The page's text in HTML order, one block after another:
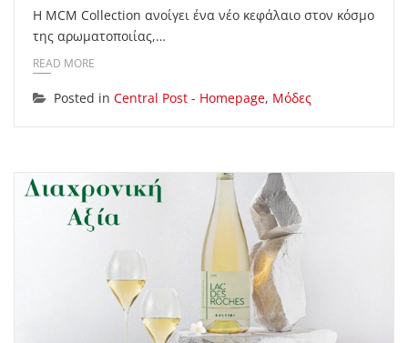
Η MCM Collection ανοίγει ένα νέο κεφάλαιο στον κόσμο
της αρωματοποιίας,…
READ MORE
Posted in Central Post - Homepage, Μόδες